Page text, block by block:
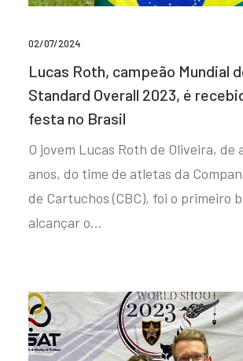
02/07/2024
Lucas Roth, campeão Mundial
Standard Overall 2023, é
festa no Brasil
O jovem Lucas Roth de Oliveira, de
anos, do time de atletas da
de Cartuchos (CBC), foi o primeiro
alcançar o…